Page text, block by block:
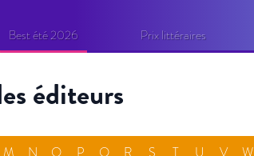
Best été 2026 Prix littéraires
éditeurs